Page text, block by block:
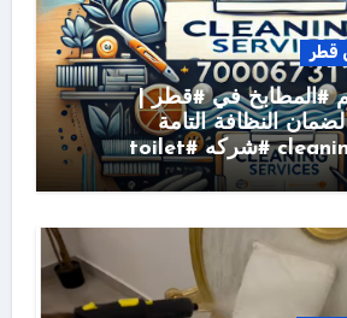
قطر
#المطابخ في #قطر |
النظافة التامة